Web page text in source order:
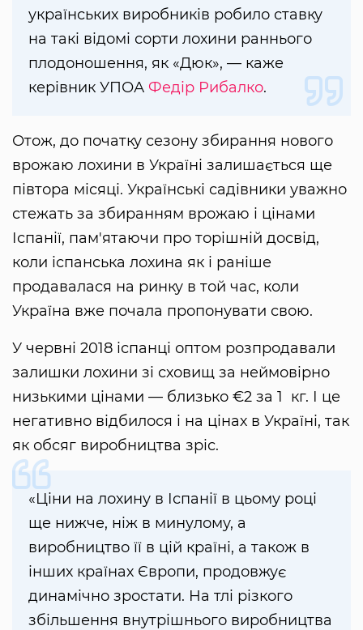
українських виробників робило ставку
на такі відомі сорти лохини раннього
плодоношення, як «Дюк», — каже
керівник УПОА Федір Рибалко.
Отож, до початку сезону збирання нового
врожаю лохини в Україні залишається ще
півтора місяці. Українські садівники уважно
стежать за збиранням врожаю і цінами
Іспанії, пам'ятаючи про торішній досвід,
коли іспанська лохина як і раніше
продавалася на ринку в той час, коли
Україна вже почала пропонувати свою.
У червні 2018 іспанці оптом розпродавали
залишки лохини зі сховищ за неймовірно
низькими цінами — близько €2 за 1 кг. І це
негативно відбилося і на цінах в Україні, так
як обсяг виробництва зріс.
«Ціни на лохину в Іспанії в цьому році
ще нижче, ніж в минулому, а
виробництво її в цій країні, а також в
інших країнах Європи, продовжує
динамічно зростати. На тлі різкого
збільшення внутрішнього виробництва